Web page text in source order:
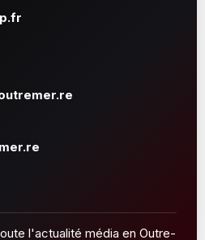
l'actualité média en Outre-